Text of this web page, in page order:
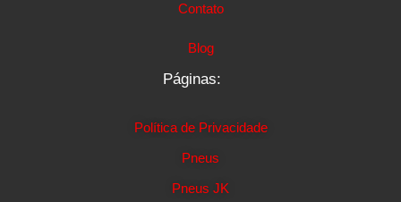
Contato
Blog
Páginas:
Política de Privacidade
Pneus
Pneus JK